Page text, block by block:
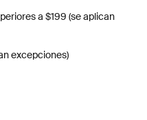
a $199 (se aplican
excepciones)